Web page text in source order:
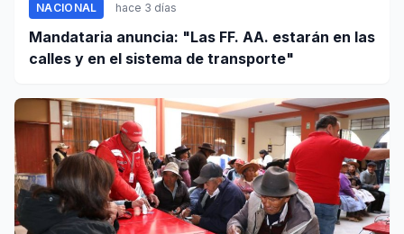
NACIONAL hace 3 días
Mandataria anuncia: "Las FF. AA. estarán en las
calles y en el sistema de transporte"